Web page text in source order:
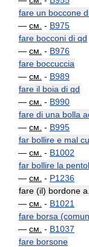
fare un boccone
— см. - B975
fare bocconi di qd
— см. - B976
fare boccuccia
— см. - B989
fare il boia di qd
— см. - B990
fare di una bolla
— см. - B995
far bollire e mal
— см. - B1002
far bollire la
— см. - P1236
fare (il) bordone
— см. - B1021
fare borsa
— см. - B1037
fare borsone